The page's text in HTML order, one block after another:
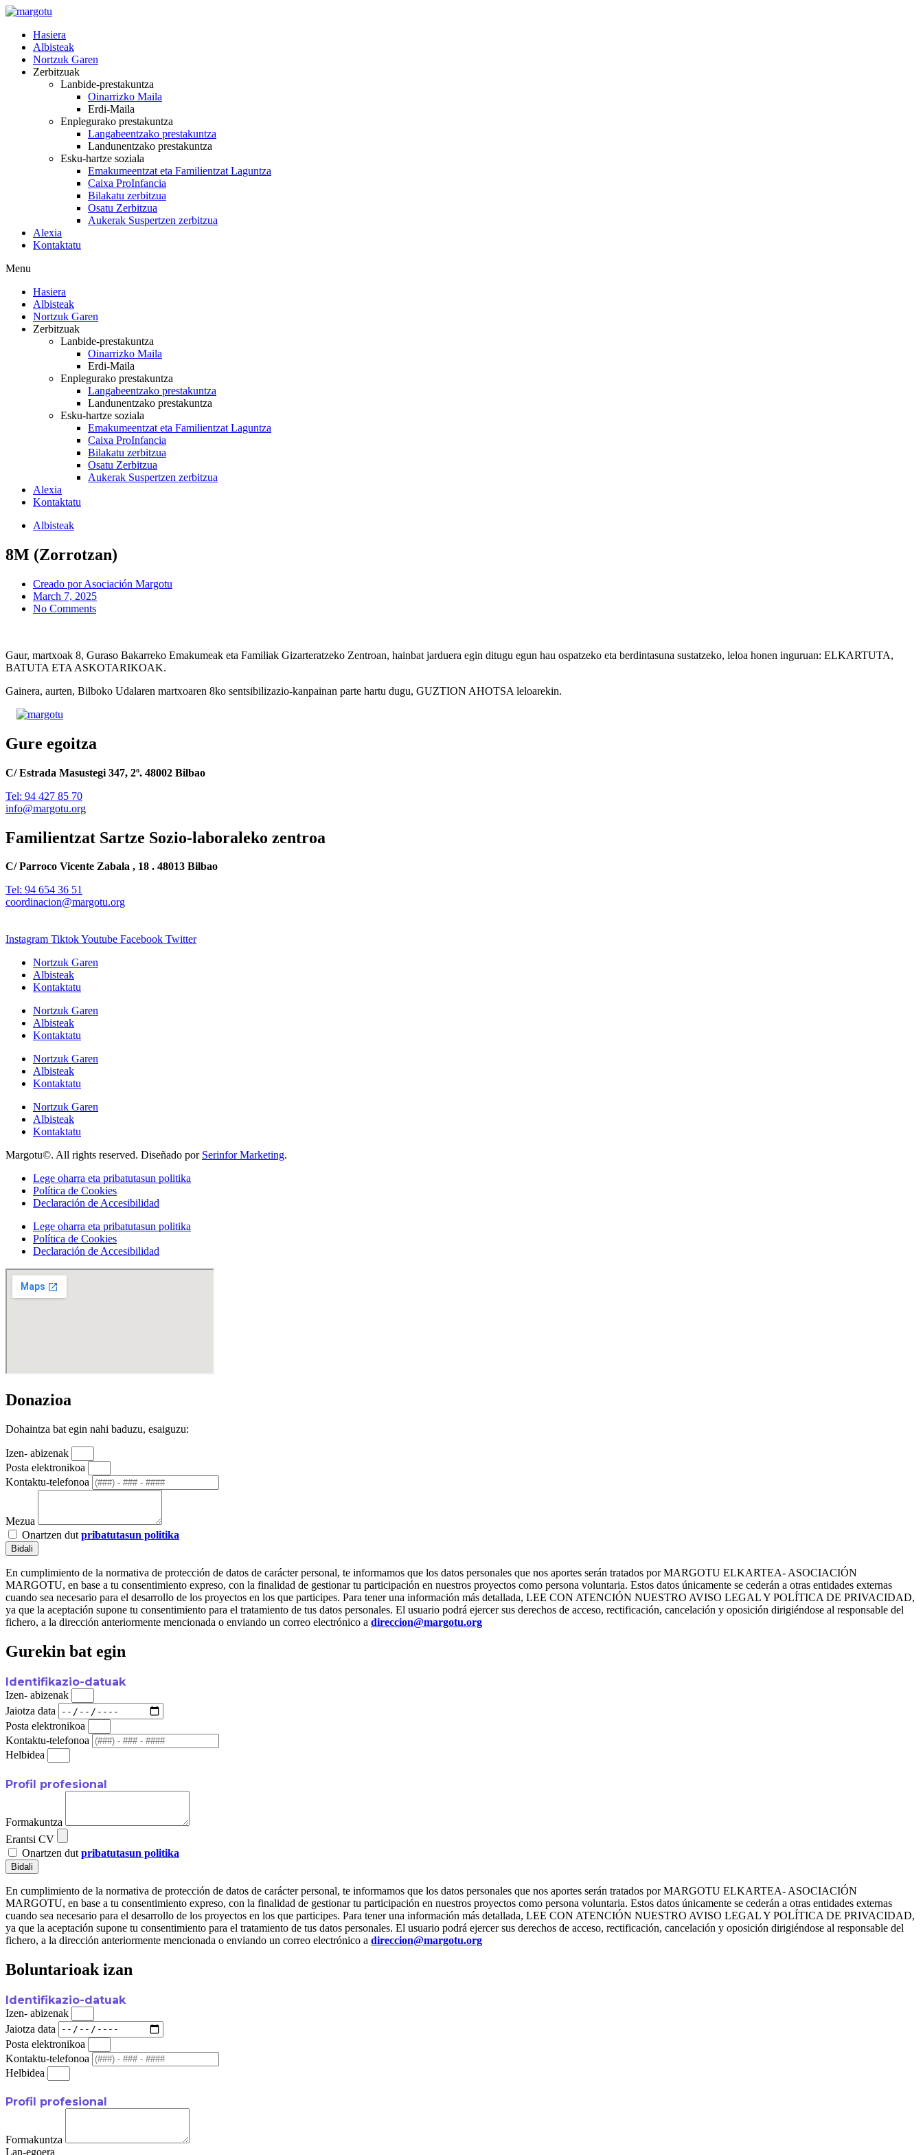
Skip
contentHasiera
Albisteak
Nortzuk Garen
Zerbitzuak
Lanbide-prestakuntza
Oinarrizko Maila
Erdi-Maila
Enplegurako prestakuntza
Langabeentzako prestakuntza
Landunentzako prestakuntza
Esku-hartze soziala
Emakumeentzat eta Familientzat Laguntza
Caixa ProInfancia
Bilakatu zerbitzua
Osatu Zerbitzua
Aukerak Suspertzen zerbitzua
Alexia
Kontaktatu
Menu
Hasiera
Albisteak
Nortzuk Garen
Zerbitzuak
Lanbide-prestakuntza
Oinarrizko Maila
Erdi-Maila
Enplegurako prestakuntza
Langabeentzako prestakuntza
Landunentzako prestakuntza
Esku-hartze soziala
Emakumeentzat eta Familientzat Laguntza
Caixa ProInfancia
Bilakatu zerbitzua
Osatu Zerbitzua
Aukerak Suspertzen zerbitzua
Alexia
Kontaktatu
Albisteak
8M (Zorrotzan)
Creado porAsociación Margotu
March 7, 2025
No Comments
Gaur, martxoak 8, Guraso Bakarreko Emakumeak eta Familiak Gizarteratzeko Zentroan, hainbat jarduera egin ditugu egun hau ospatzeko eta berdintasuna sustatzeko, leloa honen inguruan: ELKARTUTA,
BATUTA ETA ASKOTARIKOAK.
Gainera, aurten, Bilboko Udalaren martxoaren 8ko sentsibilizazio-kanpainan parte hartu dugu, GUZTION AHOTSA leloarekin.
Gure egoitza
C/ Estrada Masustegi 347, 2º. 48002 Bilbao
Tel: 94 427 85 70
info@margotu.org
Familientzat Sartze Sozio-laboraleko zentroa
C/ Parroco Vicente Zabala , 18 . 48013 Bilbao
Tel: 94 654 36 51
coordinacion@margotu.org
Instagram TiktokYoutube Facebook Twitter
Nortzuk Garen
Albisteak
Kontaktatu
Nortzuk Garen
Albisteak
Kontaktatu
Nortzuk Garen
Albisteak
Kontaktatu
Nortzuk Garen
Albisteak
Kontaktatu
Margotu©. All rights reserved. Diseñado por Serinfor Marketing.
Lege oharra eta pribatutasun politika
Política de Cookies
Declaración de Accesibilidad
Lege oharra eta pribatutasun politika
Política de Cookies
Declaración de Accesibilidad
Donazioa
Dohaintza bat egin nahi baduzu, esaiguzu:
Izen- abizenak
Posta elektronikoa
Kontaktu-telefonoa
Mezua
Onartzen dut pribatutasun politika
Bidali
En cumplimiento de la normativa de protección de datos de carácter personal, te informamos que los datos personales que nos aportes serán tratados por MARGOTU ELKARTEA- ASOCIACIÓN
MARGOTU, en base a tu consentimiento expreso, con la finalidad de gestionar tu participación en nuestros proyectos como persona voluntaria. Estos datos únicamente se cederán a otras entidades externas
cuando sea necesario para el desarrollo de los proyectos en los que participes. Para tener una información más detallada, LEE CON ATENCIÓN NUESTRO AVISO LEGAL Y POLÍTICA DE PRIVACIDAD,
ya que la aceptación supone tu consentimiento para el tratamiento de tus datos personales. El usuario podrá ejercer sus derechos de acceso, rectificación, cancelación y oposición dirigiéndose al responsable del
fichero, a la dirección anteriormente mencionada o enviando un correo electrónico a direccion@margotu.org
Gurekin bat egin
Identifikazio-datuak
Izen- abizenak
Jaiotza data
Posta elektronikoa
Kontaktu-telefonoa
Helbidea
Profil profesional
Formakuntza
Erantsi CV
Onartzen dut pribatutasun politika
Bidali
En cumplimiento de la normativa de protección de datos de carácter personal, te informamos que los datos personales que nos aportes serán tratados por MARGOTU ELKARTEA- ASOCIACIÓN
MARGOTU, en base a tu consentimiento expreso, con la finalidad de gestionar tu participación en nuestros proyectos como persona voluntaria. Estos datos únicamente se cederán a otras entidades externas
cuando sea necesario para el desarrollo de los proyectos en los que participes. Para tener una información más detallada, LEE CON ATENCIÓN NUESTRO AVISO LEGAL Y POLÍTICA DE PRIVACIDAD,
ya que la aceptación supone tu consentimiento para el tratamiento de tus datos personales. El usuario podrá ejercer sus derechos de acceso, rectificación, cancelación y oposición dirigiéndose al responsable del
fichero, a la dirección anteriormente mencionada o enviando un correo electrónico a direccion@margotu.org
Boluntarioak izan
Identifikazio-datuak
Izen- abizenak
Jaiotza data
Posta elektronikoa
Kontaktu-telefonoa
Helbidea
Profil profesional
Formakuntza
Lan-egoera